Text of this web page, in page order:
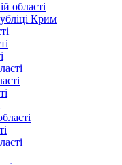
області
Крим